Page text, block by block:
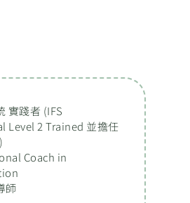
實踐者 (IFS
Level 2 Trained 並擔任
Coach in
師